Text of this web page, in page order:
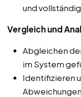
und
Vergleich und
Abgleichen
im System
Identifizieren